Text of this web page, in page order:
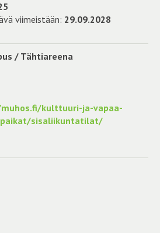
viimeistään: 29.09.2028
/ Tähtiareena
kulttuuri-ja-vapaa-
sisaliikuntatilat/